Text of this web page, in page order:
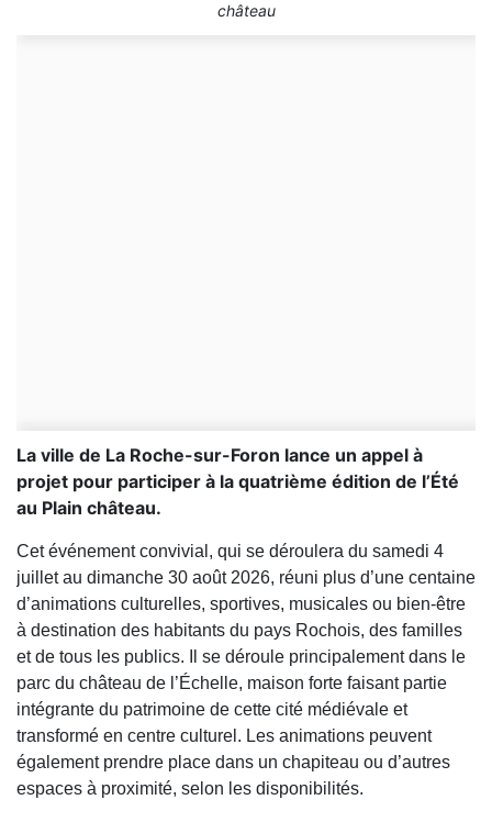
château
La ville de La Roche-sur-Foron lance un appel à
projet pour participer à la quatrième édition de l’Été
au Plain château.
Cet événement convivial, qui se déroulera du samedi 4
juillet au dimanche 30 août 2026, réuni plus d’une centaine
d’animations culturelles, sportives, musicales ou bien-être
à destination des habitants du pays Rochois, des familles
et de tous les publics. Il se déroule principalement dans le
parc du château de l’Échelle, maison forte faisant partie
intégrante du patrimoine de cette cité médiévale et
transformé en centre culturel. Les animations peuvent
également prendre place dans un chapiteau ou d’autres
espaces à proximité, selon les disponibilités.